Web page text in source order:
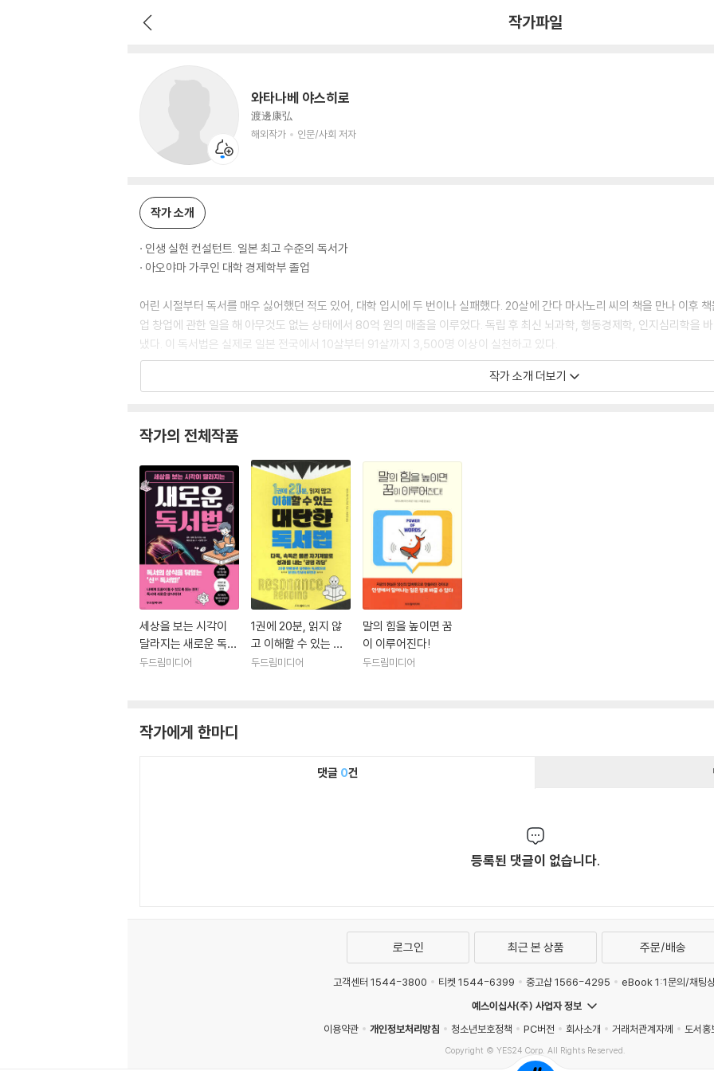
작가파일
와타나베 야스히로
渡邊康弘
해외작가
인문/사회 저자
작가 소개
· 인생 실현 컨설턴트. 일본 최고 수준의 독서가
· 아오야마 가쿠인 대학 경제학부 졸업
어린 시절부터 독서를 매우 싫어했던 적도 있어, 대학 입시에 두 번이나 실패했다. 20살에 간다 마사노리 씨의 책을 만나 이후
업 창업에 관한 일을 해 아무것도 없는 상태에서 80억 원의 매출을 이루었다. 독립 후 최신 뇌과학, 행동경제학, 인지심리학을
냈다. 이 독서법은 실제로 일본 전국에서 10살부터 91살까지 3,500명 이상이 실천하고 있다.
연간 독서량은 비즈니스서 2,000권, 문예서, 실용서 포함 연간 3,000권 이상으로, 일본 톱 5에 어김없이 들 정도의 독서가다.
되는 연수 프로그램이나 개인의 자기 실현 프로그램 등을 연달아 개발했다. 상장기업이나 벤처기업, 지방 유력기업에서 강연하
려움을 겪고 있는 사람을 돕고, 독서를 통해 꿈을 이룰 수 있는 사람을 늘리기 위해 독서문화 확산 활동을 펼치고 있다. 저서로는
작가 소개 더보기
작가의 전체작품
세상을 보는 시각이
달라지는 새로운 독서
법
두드림미디어
1권에 20분, 읽지 않
고 이해할 수 있는 대
단한 독서법
두드림미디어
말의 힘을 높이면 꿈
이 이루어진다!
두드림미디어
작가에게 한마디
댓글 0건
등록된 댓글이 없습니다.
로그인 최근 본 상품 주문/배송
고객센터 1544-3800 티켓 1544-6399 중고샵 1566-4295
eBook 1:1문의/채팅
예스이십사(주) 사업자 정보
이용약관
개인정보처리방침 청소년보호정책 PC버전 회사소개 거래처관계자께 도서홍
Copyright © YES24 Corp. All Rights Reserved.